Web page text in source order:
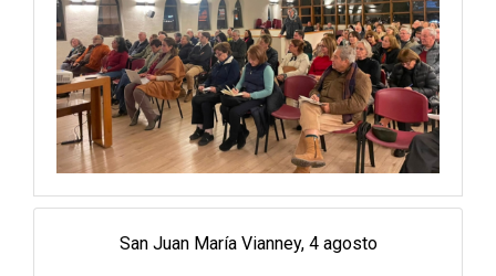
San Juan María Vianney, 4 agosto